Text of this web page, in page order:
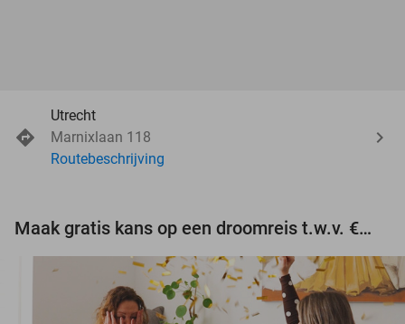
Utrecht
Marnixlaan 118
Routebeschrijving
Maak gratis kans op een droomreis t.w.v. €3.000!